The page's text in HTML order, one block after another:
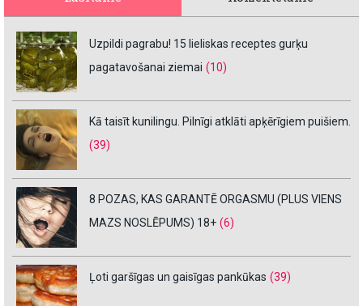
Uzpildi pagrabu! 15 lieliskas receptes gurķu
pagatavošanai ziemai (10)
Kā taisīt kunilingu. Pilnīgi atklāti apķērīgiem puišiem.
(39)
8 POZAS, KAS GARANTĒ ORGASMU (PLUS VIENS
MAZS NOSLĒPUMS) 18+ (6)
Ļoti garšīgas un gaisīgas pankūkas (39)